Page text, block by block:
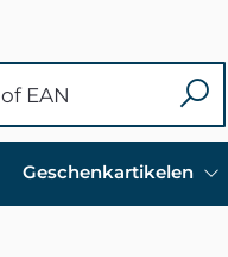
Geschenkartikelen